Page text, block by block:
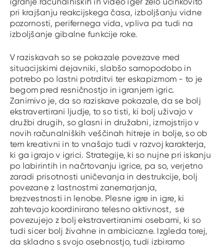
pri krajšanju reakcijskega časa, izboljšanju vidne
pozornosti, perifernega vida, vpliva pa tudi na
izboljšanje gibalne funkcije roke.
V raziskavah so se pokazale povezave med
situacijskimi dejavniki, slabšo samopodobo in
potrebo po lastni potrditvi ter eskapizmom - to je
begom pred resničnostjo in igranjem igric.
Zanimivo je, da so raziskave pokazale, da se bolj
ekstravertirani ljudje, to so tisti, ki bolj uživajo v
družbi drugih, so glasni in družabni, izmojstrijo v
novih računalniških veščinah hitreje in bolje, so ob
tem kreativni in to vnašajo tudi v razvoj karakterja,
ki ga igrajo v igrici. Strategije, ki so nujne pri iskanju
po labirintih in načrtovanju igrice, pa so, verjetno
zaradi prisotnosti uničevanja in destrukcije, bolj
povezane z lastnostmi zanemarjanja,
brezvestnosti in lenobe. Plesne igre in igre, ki
zahtevajo koordinirano telesno aktivnost, se
povezujejo z bolj ekstravertiranimi osebami, ki so
tudi sicer bolj živahne in ambiciozne. Izgleda torej,
da skladno s svojo osebnostjo, tudi izbiramo